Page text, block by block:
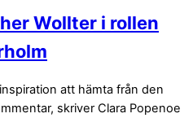
Wollter i rollen
att hämta från den
skriver Clara Popenoe